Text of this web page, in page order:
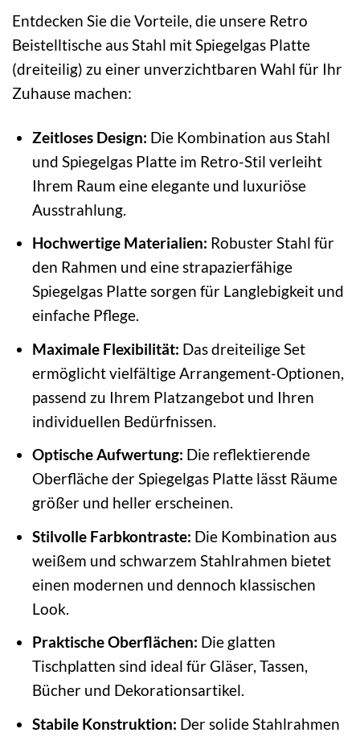
Entdecken Sie die Vorteile, die unsere Retro
Beistelltische aus Stahl mit Spiegelgas Platte
(dreiteilig) zu einer unverzichtbaren Wahl für Ihr
Zuhause machen:
Zeitloses Design: Die Kombination aus Stahl
und Spiegelgas Platte im Retro-Stil verleiht
Ihrem Raum eine elegante und luxuriöse
Ausstrahlung.
Hochwertige Materialien: Robuster Stahl für
den Rahmen und eine strapazierfähige
Spiegelgas Platte sorgen für Langlebigkeit und
einfache Pflege.
Maximale Flexibilität: Das dreiteilige Set
ermöglicht vielfältige Arrangement-Optionen,
passend zu Ihrem Platzangebot und Ihren
individuellen Bedürfnissen.
Optische Aufwertung: Die reflektierende
Oberfläche der Spiegelgas Platte lässt Räume
größer und heller erscheinen.
Stilvolle Farbkontraste: Die Kombination aus
weißem und schwarzem Stahlrahmen bietet
einen modernen und dennoch klassischen
Look.
Praktische Oberflächen: Die glatten
Tischplatten sind ideal für Gläser, Tassen,
Bücher und Dekorationsartikel.
Stabile Konstruktion: Der solide Stahlrahmen